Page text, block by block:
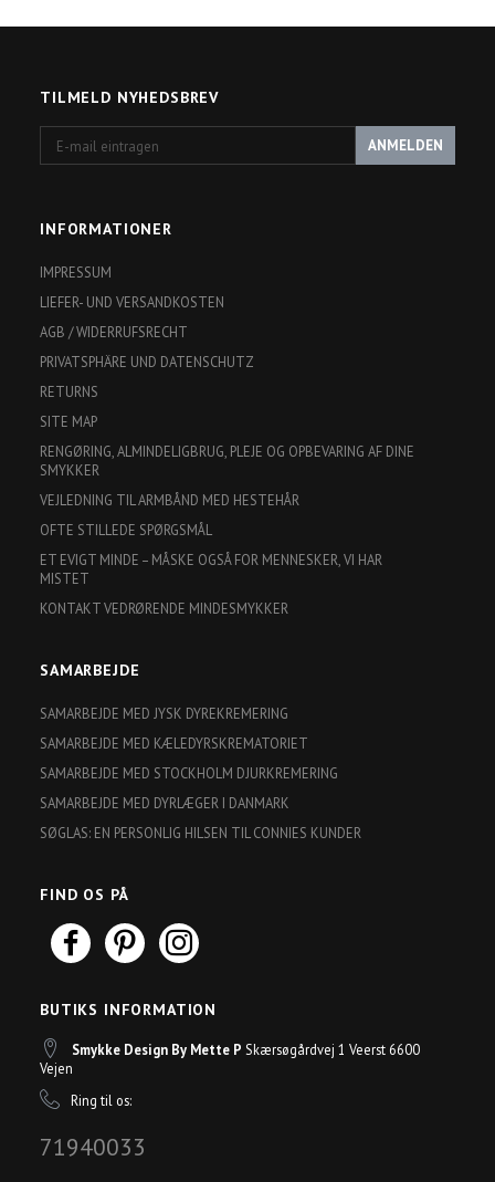
TILMELD NYHEDSBREV
mail
ANMELDEN
INFORMATIONER
IMPRESSUM
LIEFER- UND VERSANDKOSTEN
AGB / WIDERRUFSRECHT
PRIVATSPHÄRE UND DATENSCHUTZ
RETURNS
SITE MAP
RENGØRING, ALMINDELIGBRUG, PLEJE OG OPBEVARING AF DINE
SMYKKER
VEJLEDNING TIL ARMBÅND MED HESTEHÅR
OFTE STILLEDE SPØRGSMÅL
ET EVIGT MINDE – MÅSKE OGSÅ FOR MENNESKER, VI HAR
MISTET
KONTAKT VEDRØRENDE MINDESMYKKER
SAMARBEJDE
SAMARBEJDE MED JYSK DYREKREMERING
SAMARBEJDE MED KÆLEDYRSKREMATORIET
SAMARBEJDE MED STOCKHOLM DJURKREMERING
SAMARBEJDE MED DYRLÆGER I DANMARK
SØGLAS: EN PERSONLIG HILSEN TIL CONNIES KUNDER
FIND OS PÅ
BUTIKS INFORMATION
Smykke Design By Mette P Skærsøgårdvej 1 Veerst 6600
Vejen
Ring til os:
71940033